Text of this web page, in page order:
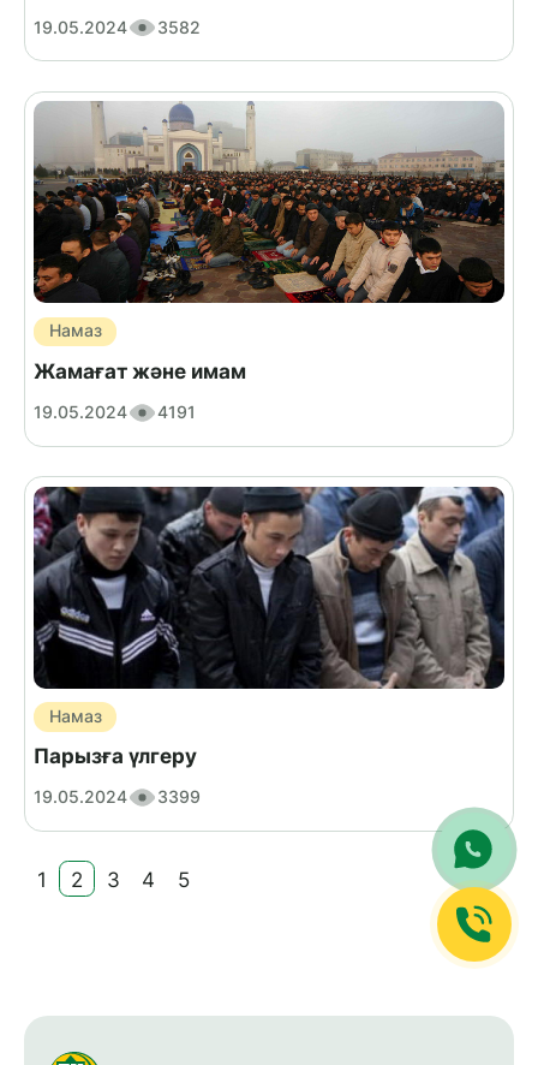
19.05.2024 3582
Намаз
Жамағат және имам
19.05.2024 4191
Намаз
Парызға үлгеру
19.05.2024 3399
1 2 3 4 5